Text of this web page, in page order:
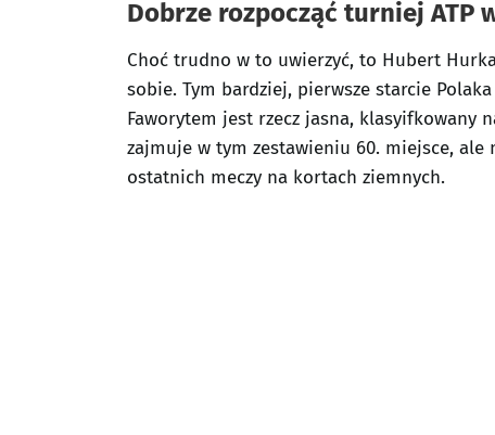
Dobrze rozpocząć turniej ATP
Choć trudno w to uwierzyć, to Hubert
sobie. Tym bardziej, pierwsze starcie
Faworytem jest rzecz jasna, klasyifkowany
zajmuje w tym zestawieniu 60. miejsce, ale
ostatnich meczy na kortach ziemnych.